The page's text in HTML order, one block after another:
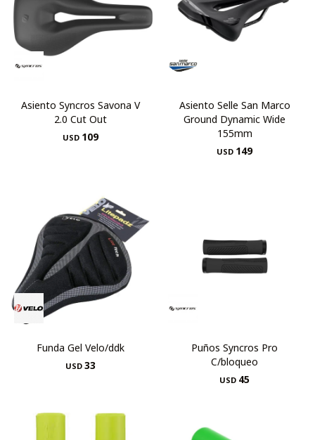
Asiento Syncros Savona V
2.0 Cut Out
USD 109
Asiento Selle San Marco
Ground Dynamic Wide
155mm
USD 149
Funda Gel Velo/ddk
USD 33
Puños Syncros Pro
C/bloqueo
USD 45